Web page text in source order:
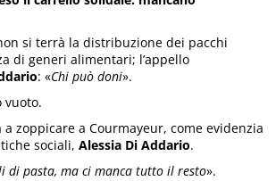
si terrà la distribuzione dei pacchi
di generi alimentari; l’appello
: «Chi può doni».
vuoto.
zoppicare a Courmayeur, come evidenzia
sociali,Alessia Di Addario.
di pasta, ma ci manca tutto il resto».